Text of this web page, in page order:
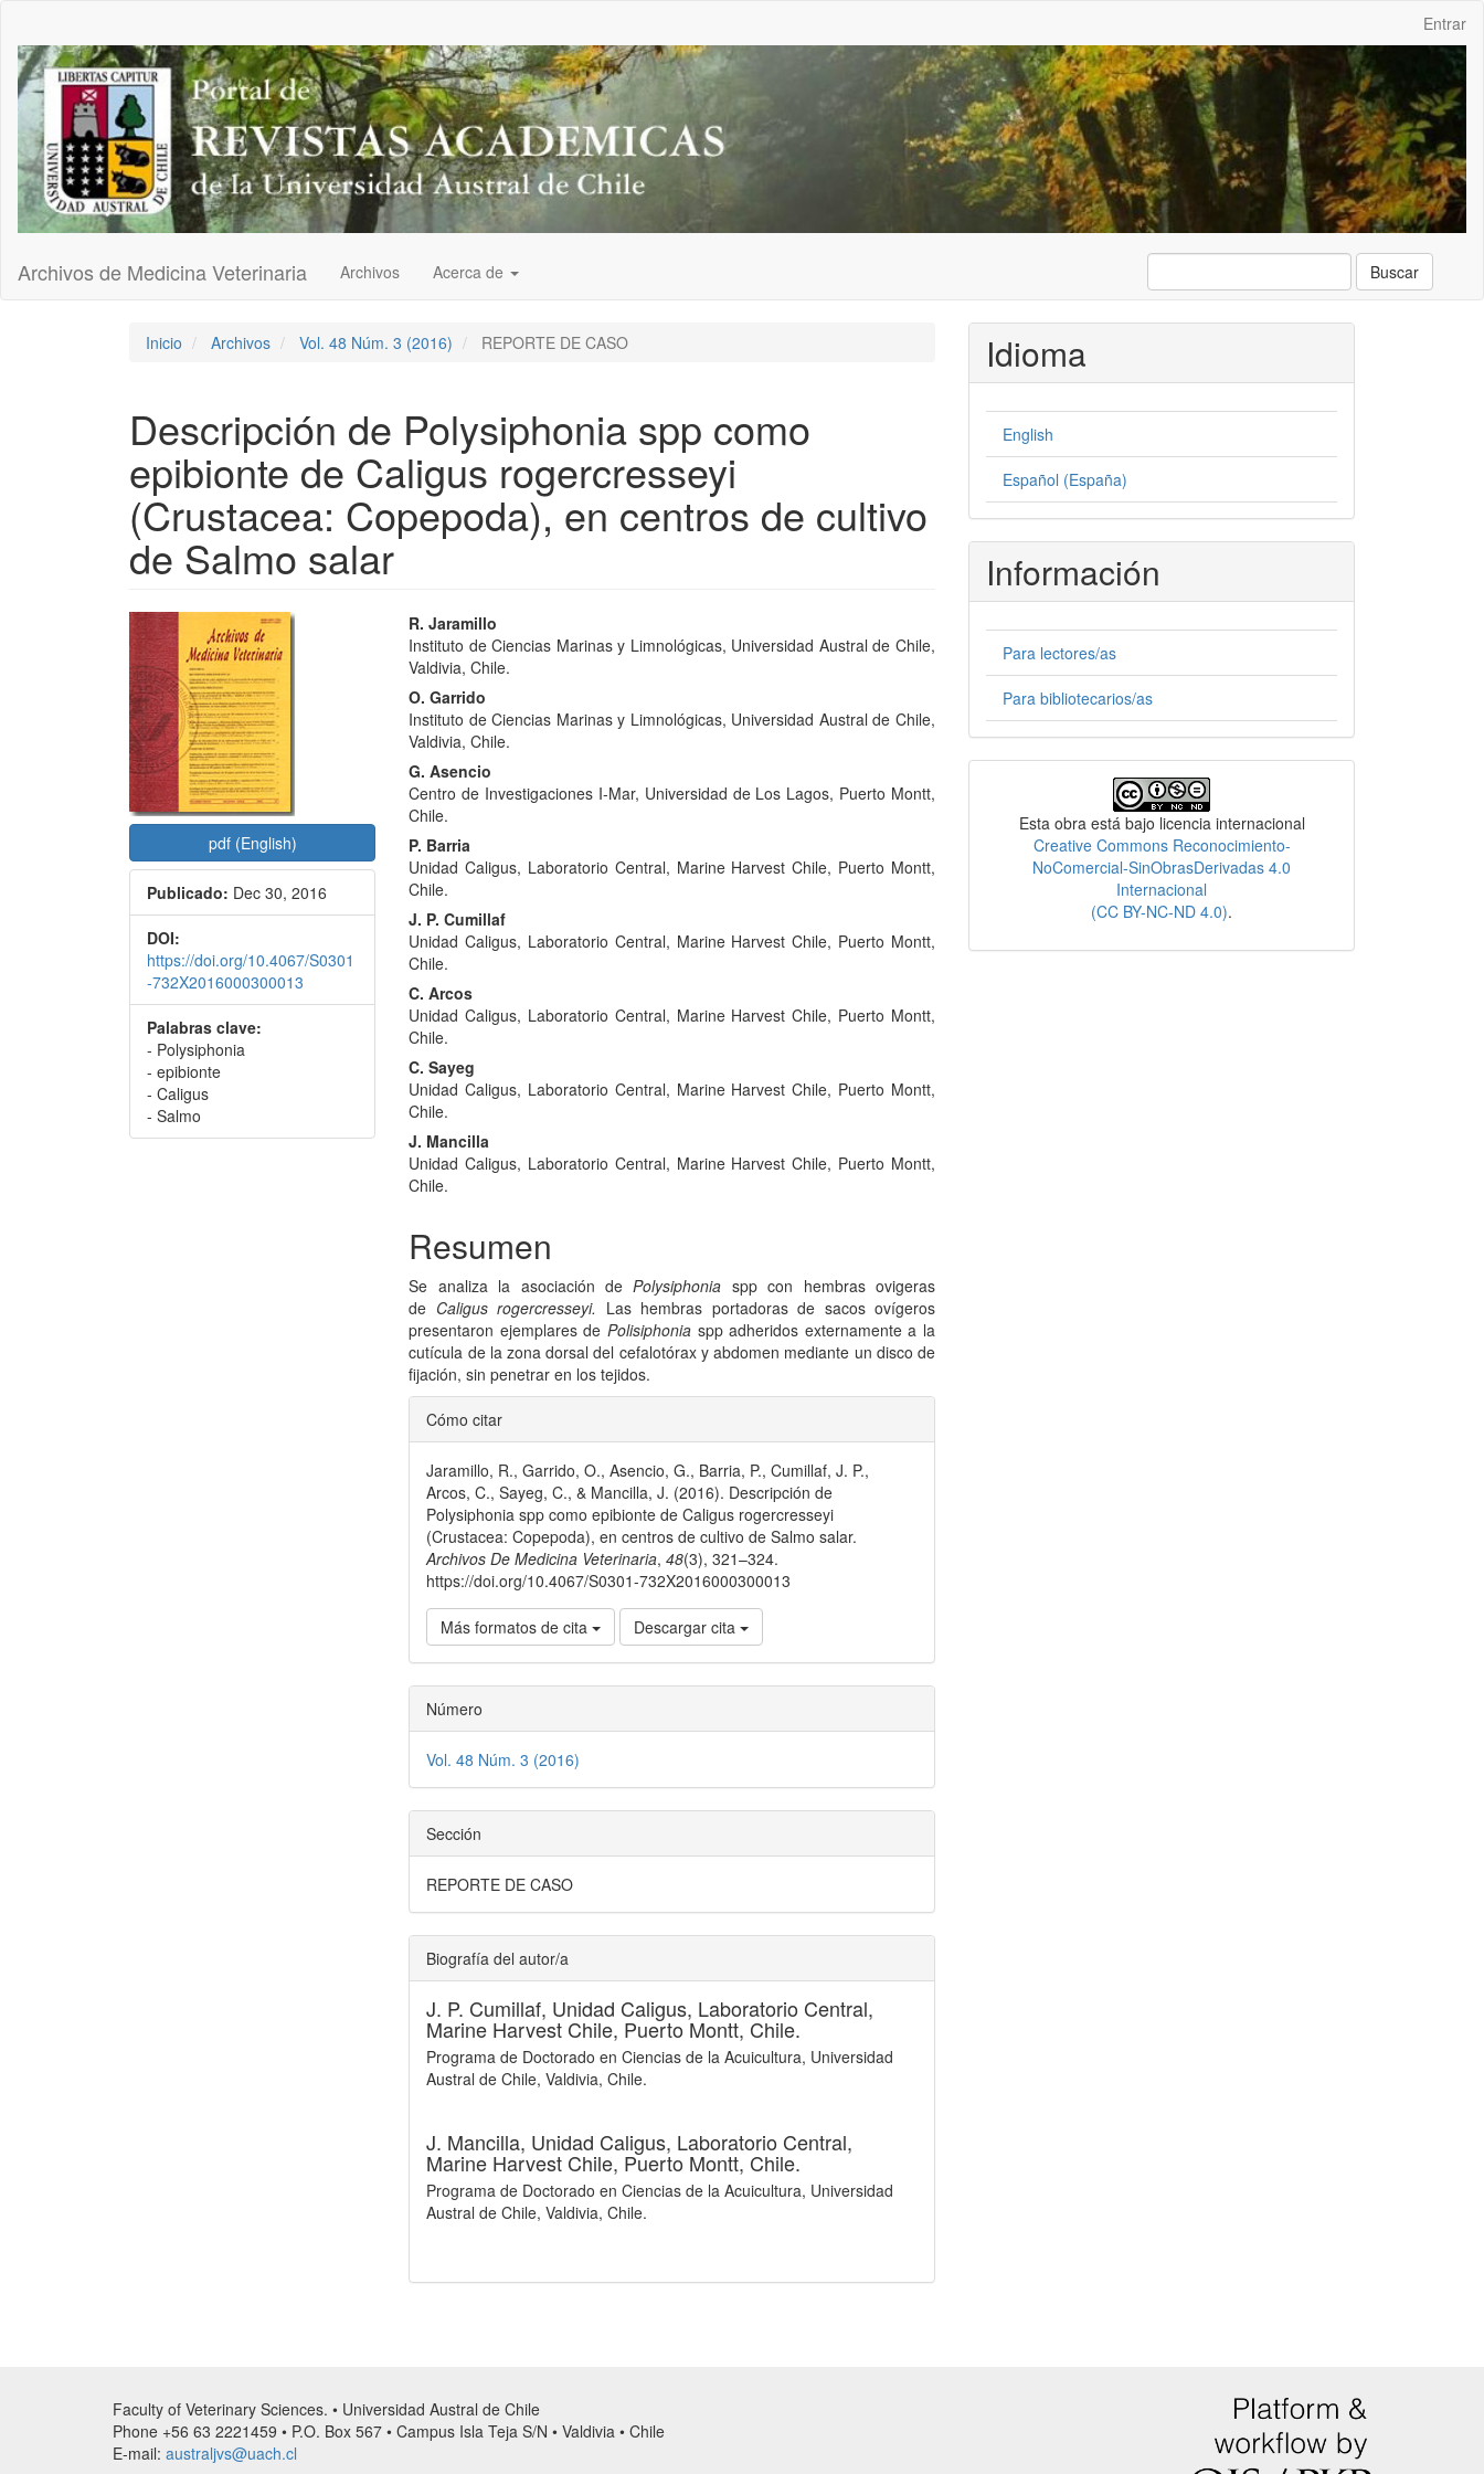
Contenido
principal
Barra
lateral
Entrar
Archivos de Medicina Veterinaria Archivos Acerca de Buscar
Inicio Archivos Vol. 48 Núm. 3 (2016) REPORTE DE CASO
Descripción de Polysiphonia spp como
epibionte de Caligus rogercresseyi
(Crustacea: Copepoda), en centros de cultivo
de Salmo salar
Barra
lateral
del
artículo
pdf (English)
Publicado: Dec 30, 2016
DOI:
https://doi.org/10.4067/S0301
-732X2016000300013
Palabras clave:
- Polysiphonia
- epibionte
- Caligus
- Salmo
Contenido
principal
del
artículo
R. Jaramillo
Instituto de Ciencias Marinas y Limnológicas, Universidad Austral de Chile,
Valdivia, Chile.
O. Garrido
Instituto de Ciencias Marinas y Limnológicas, Universidad Austral de Chile,
Valdivia, Chile.
G. Asencio
Centro de Investigaciones I-Mar, Universidad de Los Lagos, Puerto Montt,
Chile.
P. Barria
Unidad Caligus, Laboratorio Central, Marine Harvest Chile, Puerto Montt,
Chile.
J. P. Cumillaf
Unidad Caligus, Laboratorio Central, Marine Harvest Chile, Puerto Montt,
Chile.
C. Arcos
Unidad Caligus, Laboratorio Central, Marine Harvest Chile, Puerto Montt,
Chile.
C. Sayeg
Unidad Caligus, Laboratorio Central, Marine Harvest Chile, Puerto Montt,
Chile.
J. Mancilla
Unidad Caligus, Laboratorio Central, Marine Harvest Chile, Puerto Montt,
Chile.
Resumen
Se analiza la asociación dePolysiphonia spp con hembras ovigeras
de Caligus rogercresseyi. Las hembras portadoras de sacos ovígeros
presentaron ejemplares dePolisiphonia spp adheridos externamente a la
cutícula de la zona dorsal del cefalotórax y abdomen mediante un disco de
fijación, sin penetrar en los tejidos.
Detalles
del
artículo
Cómo citar
Jaramillo, R., Garrido, O., Asencio, G., Barria, P., Cumillaf, J. P.,
Arcos, C., Sayeg, C., & Mancilla, J. (2016). Descripción de
Polysiphonia spp como epibionte de Caligus rogercresseyi
(Crustacea: Copepoda), en centros de cultivo de Salmo salar.
Archivos De Medicina Veterinaria,48(3), 321–324.
https://doi.org/10.4067/S0301-732X2016000300013
Más formatos de cita Descargar cita
Número
Vol. 48 Núm. 3 (2016)
Sección
REPORTE DE CASO
Biografía del autor/a
J. P. Cumillaf, Unidad Caligus, Laboratorio Central,
Marine Harvest Chile, Puerto Montt, Chile.
Programa de Doctorado en Ciencias de la Acuicultura, Universidad
Austral de Chile, Valdivia, Chile.
J. Mancilla, Unidad Caligus, Laboratorio Central,
Marine Harvest Chile, Puerto Montt, Chile.
Programa de Doctorado en Ciencias de la Acuicultura, Universidad
Austral de Chile, Valdivia, Chile.
Idioma
English
Español (España)
Información
Para lectores/as
Para bibliotecarios/as
Esta obra está bajo licencia internacional
Creative Commons Reconocimiento-
NoComercial-SinObrasDerivadas 4.0
Internacional
(CC BY-NC-ND 4.0).
Faculty of Veterinary Sciences. • Universidad Austral de Chile
Phone +56 63 2221459 • P.O. Box 567 • Campus Isla Teja S/N • Valdivia • Chile
E-mail: australjvs@uach.cl